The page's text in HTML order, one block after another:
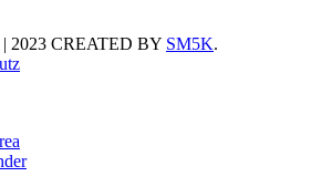
2023 CREATED BY SM5K.